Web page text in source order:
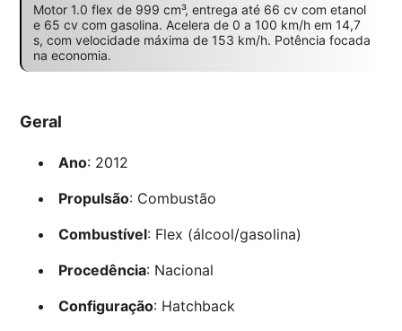
Motor 1.0 flex de 999 cm³, entrega até 66 cv com etanol
e 65 cv com gasolina. Acelera de 0 a 100 km/h em 14,7
s, com velocidade máxima de 153 km/h. Potência focada
na economia.
Geral
Ano: 2012
Propulsão: Combustão
Combustível: Flex (álcool/gasolina)
Procedência: Nacional
Configuração: Hatchback